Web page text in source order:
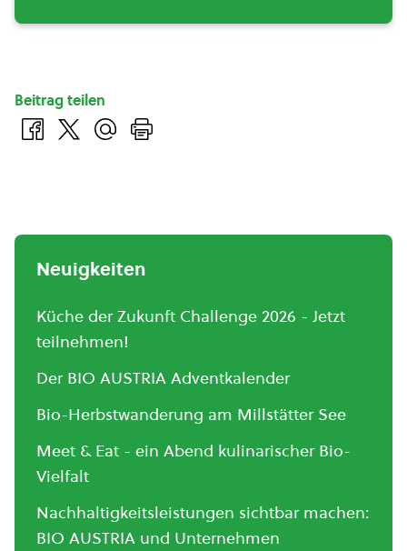
Beitrag teilen
Neuigkeiten
Küche der Zukunft Challenge 2026 - Jetzt
teilnehmen!
Der BIO AUSTRIA Adventkalender
Bio-Herbstwanderung am Millstätter See
Meet & Eat - ein Abend kulinarischer Bio-
Vielfalt
Nachhaltigkeitsleistungen sichtbar machen:
BIO AUSTRIA und Unternehmen